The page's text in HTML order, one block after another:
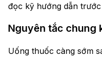
đọc kỹ hướng dẫn
Nguyên tắc chung
Uống thuốc càng sớm